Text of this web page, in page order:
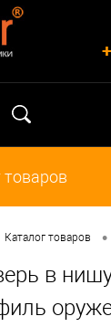
товаров
Каталог товаров •
в